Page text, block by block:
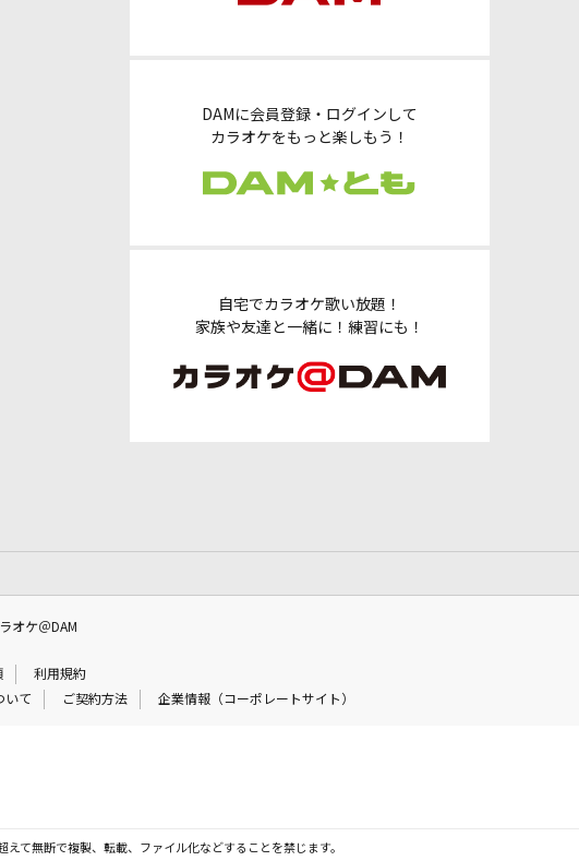
DAMに会員登録・ログインして
カラオケをもっと楽しもう！
自宅でカラオケ歌い放題！
家族や友達と一緒に！練習にも！
オケ＠DAM
利用規約
いて ご契約方法 企業情報（コーポレートサイト）
て無断で複製、転載、ファイル化などすることを禁じます。